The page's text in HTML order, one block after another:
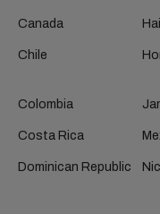
Canada
Chile
Colombia
Costa Rica
Dominican Republic